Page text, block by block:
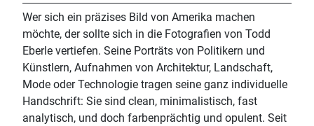
Wer sich ein präzises Bild von Amerika machen
möchte, der sollte sich in die Fotografien von Todd
Eberle vertiefen. Seine Porträts von Politikern und
Künstlern, Aufnahmen von Architektur, Landschaft,
Mode oder Technologie tragen seine ganz individuelle
Handschrift: Sie sind clean, minimalistisch, fast
analytisch, und doch farbenprächtig und opulent. Seit